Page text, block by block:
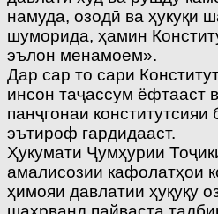
намуда, озодӣ ва ҳукуқи
шуморида, ҳамин
эълон менамоем».
Дар сар то сари
инсон таҷассум ёфтааст
панҷгонаи
эътироф гардидааст.
Ҳукумати Ҷумҳурии
амалисозии кафолатҳои
ҳимояи давлатии ҳуқуқу